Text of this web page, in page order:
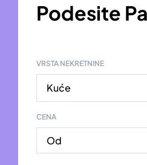
Podesite
VRSTA NEKRETNINE
CENA